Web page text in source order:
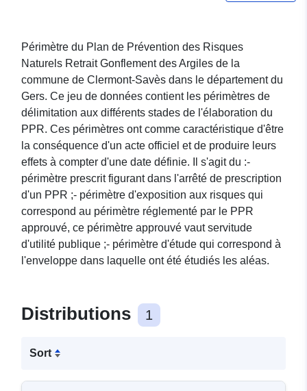
Périmètre du Plan de Prévention des Risques
Naturels Retrait Gonflement des Argiles de la
commune de Clermont-Savès dans le département du
Gers. Ce jeu de données contient les périmètres de
délimitation aux différents stades de l'élaboration du
PPR. Ces périmètres ont comme caractéristique d'être
la conséquence d'un acte officiel et de produire leurs
effets à compter d'une date définie. Il s'agit du :-
périmètre prescrit figurant dans l'arrêté de prescription
d'un PPR ;- périmètre d'exposition aux risques qui
correspond au périmètre réglementé par le PPR
approuvé, ce périmètre approuvé vaut servitude
d'utilité publique ;- périmètre d'étude qui correspond à
l'enveloppe dans laquelle ont été étudiés les aléas.
Distributions 1
Sort